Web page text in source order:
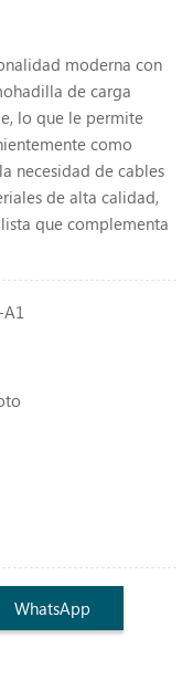
moderna con
de carga
lo que le permite
como
necesidad de cables
de alta calidad,
que complementa
A1
WhatsApp